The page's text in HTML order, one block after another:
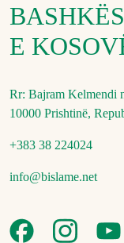
E
Rr: Bajram Kelmendi
10000 Prishtinë,
+383 38 224024
info@bislame.net